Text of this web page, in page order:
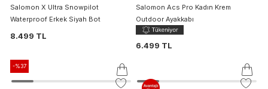
Salomon X Ultra Snowpilot
Waterproof Erkek Siyah Bot
8.499 TL
Salomon Acs Pro Kadın Krem
Outdoor Ayakkabı
6.499 TL
-%37